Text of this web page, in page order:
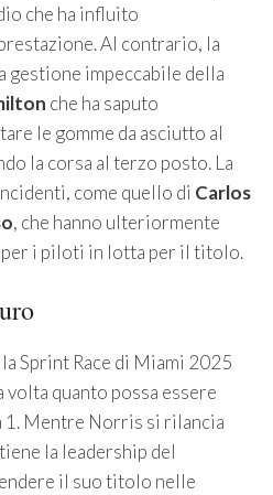
che ha influito
Al contrario, la
gestione impeccabile della
che ha saputo
le gomme da asciutto al
la corsa al terzo posto. La
come quello di Carlos
, che hanno ulteriormente
i piloti in lotta per il titolo.
Sprint Race di Miami 2025
volta quanto possa essere
1. Mentre Norris si rilancia
la leadership del
il suo titolo nelle